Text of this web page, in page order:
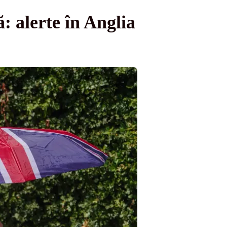
alerte în Anglia